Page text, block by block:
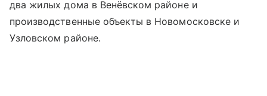
два жилых дома в Венёвском районе и
производственные объекты в Новомосковске и
Узловском районе.